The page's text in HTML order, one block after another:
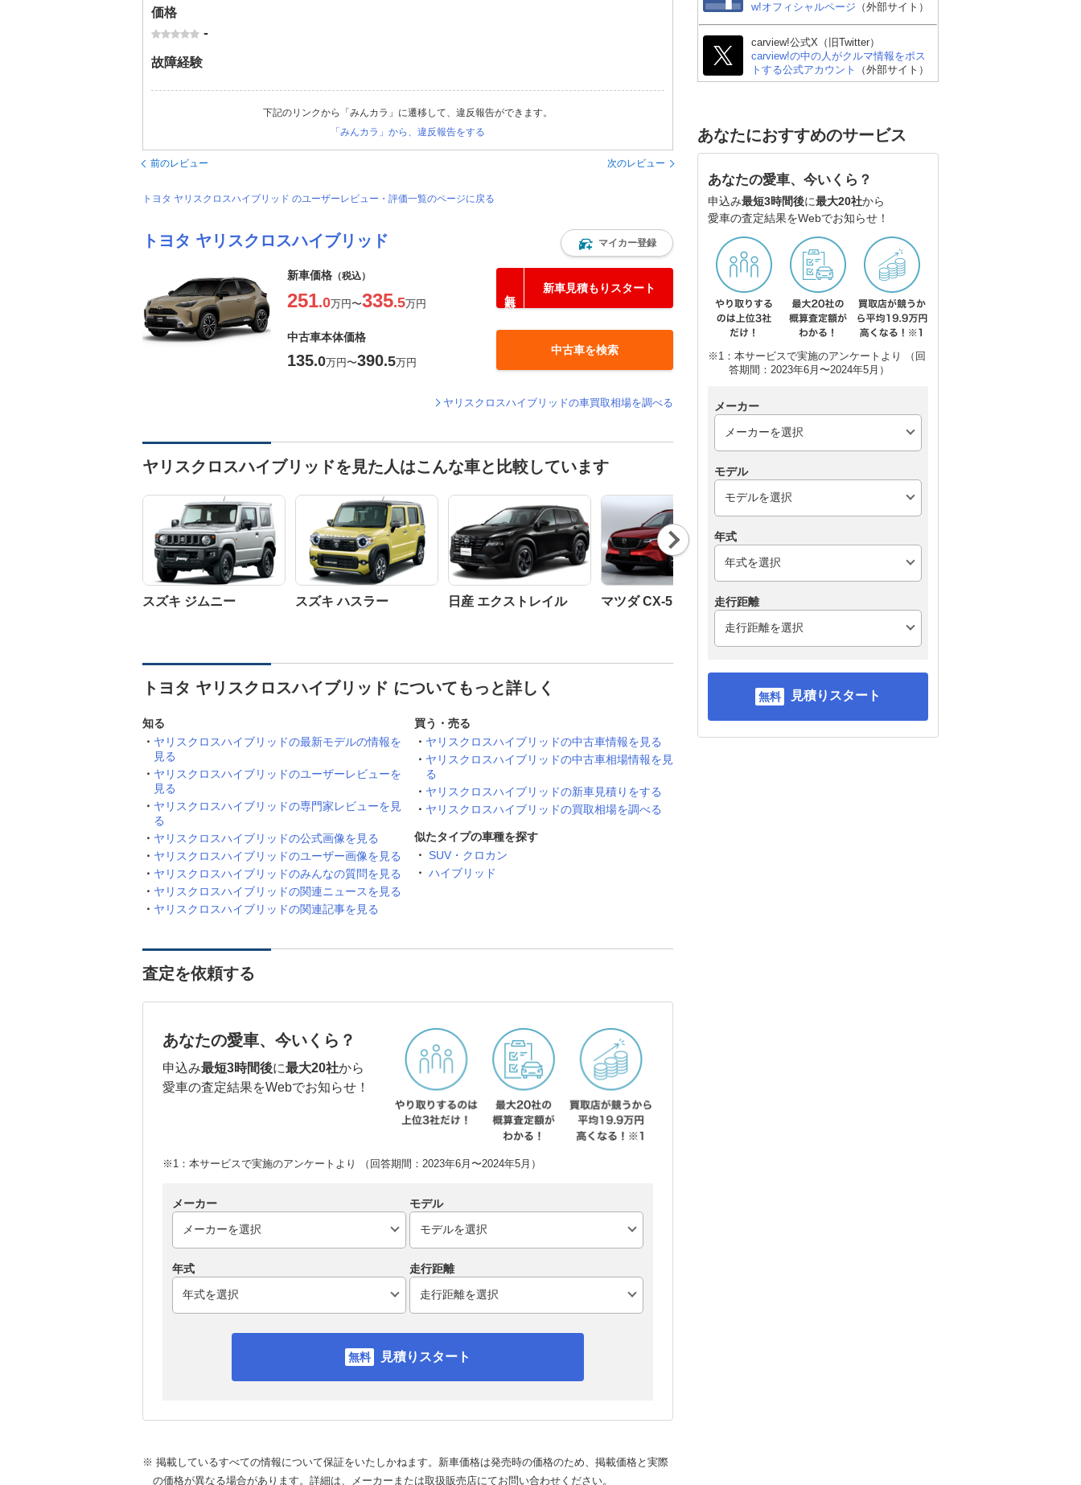
価格
-
故障経験
下記のリンクから「みんカラ」に遷移して、違反報告ができます。
「みんカラ」から、違反報告をする
前のレビュー 次のレビュー
トヨタ ヤリスクロスハイブリッド のユーザーレビュー・評価一覧のページに戻る
トヨタ ヤリスクロスハイブリッド マイカー登録
新車価格 （税込）
251.0万円〜335.5万円
新車見積もりスタート
中古車本体価格
135.0万円〜390.5万円
中古車を検索
ヤリスクロスハイブリッドの車買取相場を調べる
ヤリスクロスハイブリッドを見た人はこんな車と比較しています
スズキ ジムニー スズキ ハスラー 日産 エクストレイル マツダ CX-5 スバル フォレスター
Nex
t
トヨタ ヤリスクロスハイブリッド についてもっと詳しく
知る
ヤリスクロスハイブリッドの最新モデルの情報を
見る
ヤリスクロスハイブリッドのユーザーレビューを
見る
ヤリスクロスハイブリッドの専門家レビューを見
る
ヤリスクロスハイブリッドの公式画像を見る
ヤリスクロスハイブリッドのユーザー画像を見る
ヤリスクロスハイブリッドのみんなの質問を見る
ヤリスクロスハイブリッドの関連ニュースを見る
ヤリスクロスハイブリッドの関連記事を見る
買う・売る
ヤリスクロスハイブリッドの中古車情報を見る
ヤリスクロスハイブリッドの中古車相場情報を見
る
ヤリスクロスハイブリッドの新車見積りをする
ヤリスクロスハイブリッドの買取相場を調べる
似たタイプの車種を探す
SUV・クロカン
ハイブリッド
査定を依頼する
あなたの愛車、今いくら？
申込み最短3時間後に最大20社から
愛車の査定結果をWebでお知らせ！
※1：本サービスで実施のアンケートより （回答期間：2023年6月〜2024年5月）
メーカー モデル
年式 走行距離
見積りスタート
※ 掲載しているすべての情報について保証をいたしかねます。新車価格は発売時の価格のため、掲載価格と実際
の価格が異なる場合があります。詳細は、メーカーまたは取扱販売店にてお問い合わせください。
w!オフィシャルページ （外部サイト）
carview!公式X（旧Twitter）
carview!の中の人がクルマ情報をポス
トする公式アカウント
（外部サイト）
あなたにおすすめのサービス
あなたの愛車、今いくら？
申込み最短3時間後に最大20社から
愛車の査定結果をWebでお知らせ！
※1：本サービスで実施のアンケートより （回
答期間：2023年6月〜2024年5月）
メーカー
モデル
年式
走行距離
見積りスタート